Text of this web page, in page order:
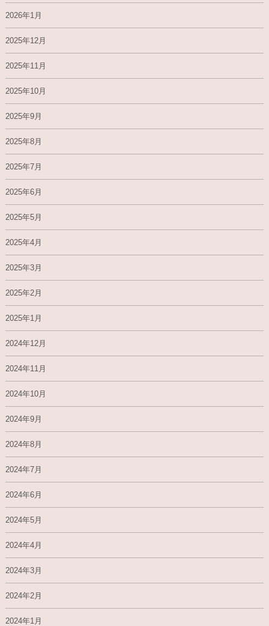
2026年1月
2025年12月
2025年11月
2025年10月
2025年9月
2025年8月
2025年7月
2025年6月
2025年5月
2025年4月
2025年3月
2025年2月
2025年1月
2024年12月
2024年11月
2024年10月
2024年9月
2024年8月
2024年7月
2024年6月
2024年5月
2024年4月
2024年3月
2024年2月
2024年1月